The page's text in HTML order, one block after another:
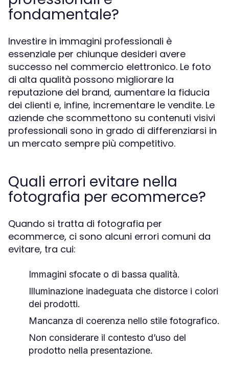
fondamentale?
Investire in immagini professionali è
essenziale per chiunque desideri avere
successo nel commercio elettronico. Le foto
di alta qualità possono migliorare la
reputazione del brand, aumentare la fiducia
dei clienti e, infine, incrementare le vendite. Le
aziende che scommettono su contenuti visivi
professionali sono in grado di differenziarsi in
un mercato sempre più competitivo.
Quali errori evitare nella
fotografia per ecommerce?
Quando si tratta di fotografia per
ecommerce, ci sono alcuni errori comuni da
evitare, tra cui:
Immagini sfocate o di bassa qualità.
Illuminazione inadeguata che distorce i colori
dei prodotti.
Mancanza di coerenza nello stile fotografico.
Non considerare il contesto d’uso del
prodotto nella presentazione.